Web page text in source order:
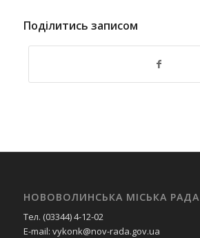
Поділитись записом
НОВОВОЛИНСЬКА МІСЬКА РАДА
Тел. (03344) 4-12-02
E-mail: vykonk@nov-rada.gov.ua